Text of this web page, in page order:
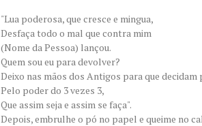
"Lua poderosa, que cresce e mingua,
Desfaça todo o mal que contra mim
(Nome da Pessoa) lançou.
Quem sou eu para devolver?
Deixo nas mãos dos Antigos para que
Pelo poder do 3 vezes 3,
Que assim seja e assim se faça".
Depois, embrulhe o pó no papel e queime no